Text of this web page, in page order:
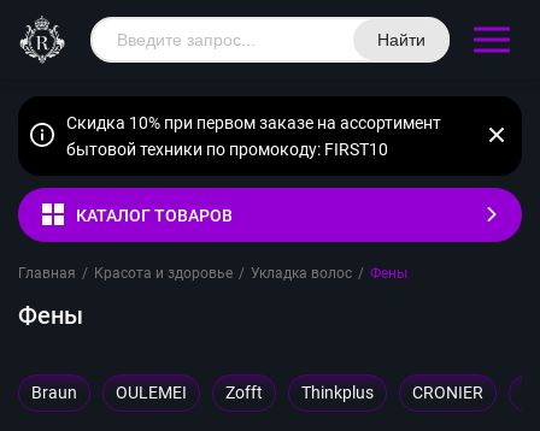
Найти
Скидка 10% при первом заказе на ассортимент
бытовой техники по промокоду: FIRST10
КАТАЛОГ ТОВАРОВ
Главная / Красота и здоровье / Укладка волос / Фены
Фены
Braun OULEMEI Zofft Thinkplus CRONIER